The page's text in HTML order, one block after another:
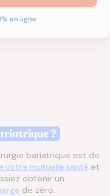
en ligne
?
bariatrique est de
votre mutuelle santé et
obtenir un
de zéro.